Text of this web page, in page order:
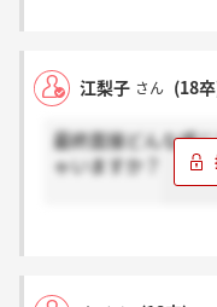
江梨子 さん (18
最終面接どんな感
ゃいますか？